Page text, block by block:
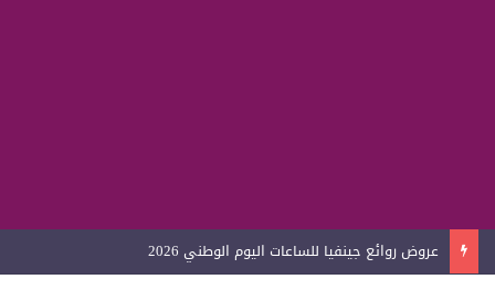
عروض روائع جينفيا للساعات اليوم الوطني 2026